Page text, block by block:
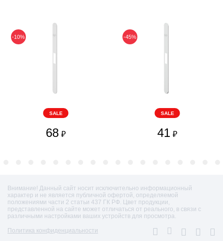
-10%
SALE
68 ₽
-45%
SALE
41 ₽
Внимание! Данный сайт носит исключительно информационный
характер и не является публичной офертой, определяемой
положениями части 2 статьи 437 ГК РФ. Цвет продукции,
представленной на сайте может отличаться от реального, в связи с
различными настройками ваших устройств для просмотра.
Политика конфиденциальности